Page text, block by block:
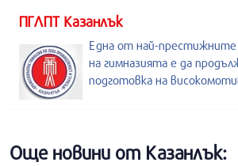
ПГЛПТ Казанлък
Една от най-престижните
на гимназията е да
подготовка на
Още новини от Казанлък: